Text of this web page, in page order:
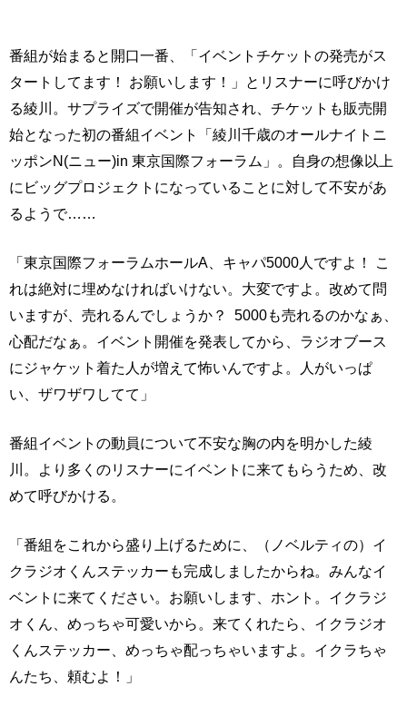
番組が始まると開口一番、「イベントチケットの発売がス
タートしてます！ お願いします！」とリスナーに呼びかけ
る綾川。サプライズで開催が告知され、チケットも販売開
始となった初の番組イベント「綾川千歳のオールナイトニ
ッポンN(ニュー)in 東京国際フォーラム」。自身の想像以上
にビッグプロジェクトになっていることに対して不安があ
るようで……
「東京国際フォーラムホールA、キャパ5000人ですよ！ こ
れは絶対に埋めなければいけない。大変ですよ。改めて問
いますが、売れるんでしょうか？ 5000も売れるのかなぁ、
心配だなぁ。イベント開催を発表してから、ラジオブース
にジャケット着た人が増えて怖いんですよ。人がいっぱ
い、ザワザワしてて」
番組イベントの動員について不安な胸の内を明かした綾
川。より多くのリスナーにイベントに来てもらうため、改
めて呼びかける。
「番組をこれから盛り上げるために、（ノベルティの）イ
クラジオくんステッカーも完成しましたからね。みんなイ
ベントに来てください。お願いします、ホント。イクラジ
オくん、めっちゃ可愛いから。来てくれたら、イクラジオ
くんステッカー、めっちゃ配っちゃいますよ。イクラちゃ
んたち、頼むよ！」